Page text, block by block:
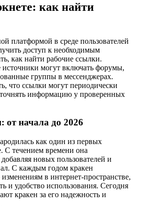
как найти
платформой в среде пользователей
доступ к необходимым
как найти рабочие ссылки.
могут включать форумы,
группы в мессенджерах.
что ссылки могут периодически
информацию у проверенных
от начала до 2026
как один из первых
С течением времени она
новых пользователей и
С каждым годом кракен
в интернет-пространстве,
и удобство использования. Сегодня
кракен за его надежность и